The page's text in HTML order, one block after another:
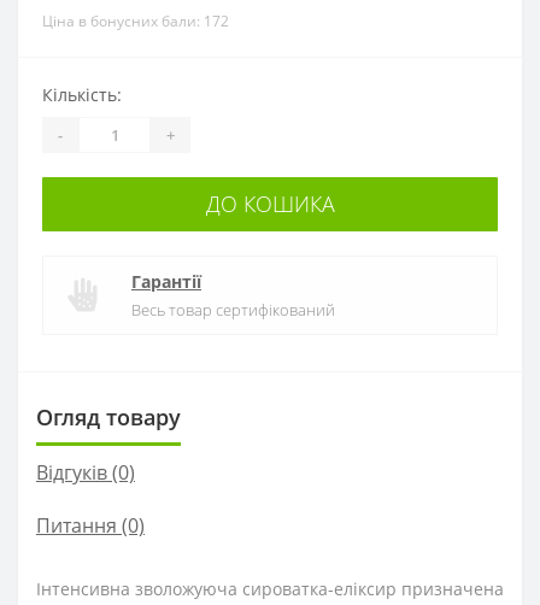
Ціна в бонусних бали: 172
Кількість:
- +
ДО КОШИКА
Гарантії
Весь товар сертифікований
Огляд товару
Відгуків (0)
Питання (0)
Інтенсивна зволожуюча сироватка-еліксир призначена